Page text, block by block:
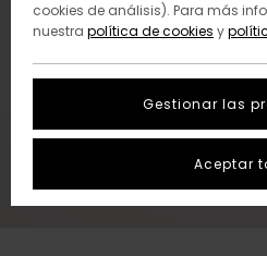
cookies de análisis). Para más
nuestra política de cookies y
Gestionar las
Aceptar